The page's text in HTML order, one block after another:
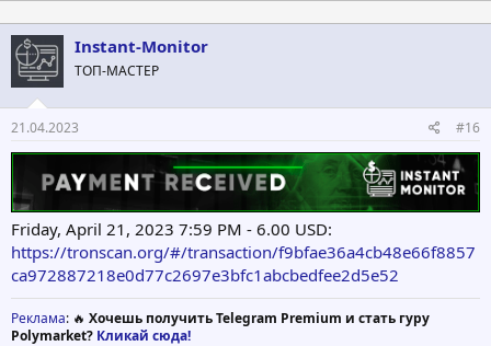
Instant-Monitor
ТОП-МАСТЕР
21.04.2023 #16
Friday, April 21, 2023 7:59 PM - 6.00 USD:
https://tronscan.org/#/transaction/f9bfae36a4cb48e66f8857
ca972887218e0d77c2697e3bfc1abcbedfee2d5e52
Реклама: 🔥 Хочешь получить Telegram Premium и стать гуру
Polymarket? Кликай сюда!